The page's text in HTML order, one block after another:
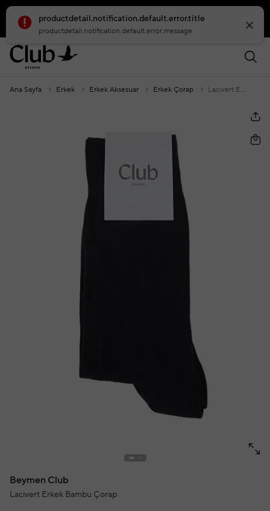
smartbanner.popup.text smartbanner.popup.buttontext
productdetail.notification.default.error.title
productdetail.notification.default.error.message
Ana Sayfa Erkek Erkek Aksesuar Erkek Çorap Lacivert Erkek Bambu Çorap
Beymen Club
Lacivert Erkek Bambu Çorap